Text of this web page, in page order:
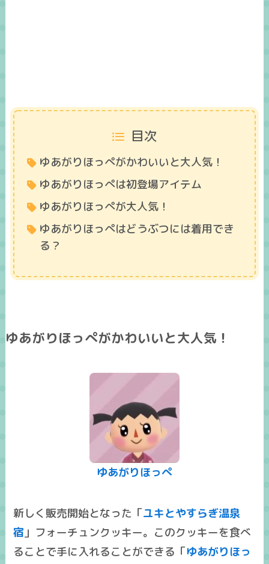
目次
ゆあがりほっぺがかわいいと大人気！
ゆあがりほっぺは初登場アイテム
ゆあがりほっぺが大人気！
ゆあがりほっぺはどうぶつには着用でき
る？
ゆあがりほっぺがかわいいと大人気！
ゆあがりほっぺ
新しく販売開始となった「ユキとやすらぎ温泉
宿」フォーチュンクッキー。このクッキーを食べ
ることで手に入れることができる「ゆあがりほっ